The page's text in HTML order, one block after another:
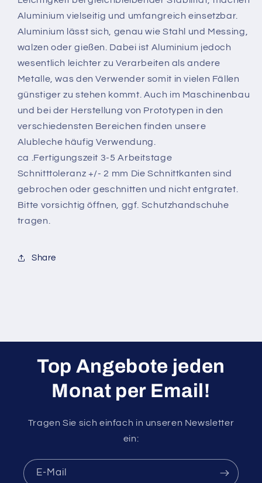
Aluminium vielseitig und umfangreich einsetzbar.
Aluminium lässt sich, genau wie Stahl und Messing,
walzen oder gießen. Dabei ist Aluminium jedoch
wesentlich leichter zu Verarbeiten als andere
Metalle, was den Verwender somit in vielen Fällen
günstiger zu stehen kommt. Auch im Maschinenbau
und bei der Herstellung von Prototypen in den
verschiedensten Bereichen finden unsere
Alubleche häufig Verwendung.
ca .Fertigungszeit 3-5 Arbeitstage
Schnitttoleranz +/- 2 mm Die Schnittkanten sind
gebrochen oder geschnitten und nicht entgratet.
Bitte vorsichtig öffnen, ggf. Schutzhandschuhe
tragen.
Share
Top Angebote jeden
Monat per Email!
Tragen Sie sich einfach in unseren Newsletter
ein:
E-Mail